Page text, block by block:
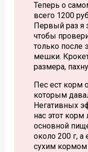
Теперь о
всего 1200
Первый раз я
чтобы
только после
мешки.
размера,
Пес ест корм
которым
Негативных
нас этот
основной
около 200 г,
сухим кормом